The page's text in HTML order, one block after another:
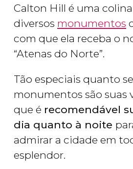
Calton Hill é uma
diversos monumentos
com que ela receba o
“Atenas do Norte”.
Tão especiais quanto
monumentos são suas
que é recomendável
dia quanto à noite
admirar a cidade em
esplendor.